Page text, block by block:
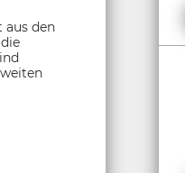
aus den